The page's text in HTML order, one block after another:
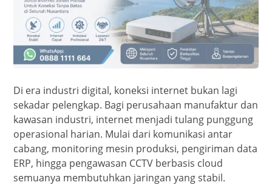
Di era industri digital, koneksi internet bukan lagi
sekadar pelengkap. Bagi perusahaan manufaktur dan
kawasan industri, internet menjadi tulang punggung
operasional harian. Mulai dari komunikasi antar
cabang, monitoring mesin produksi, pengiriman data
ERP, hingga pengawasan CCTV berbasis cloud
semuanya membutuhkan jaringan yang stabil.